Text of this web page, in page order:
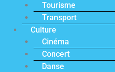
Tourisme
Transport
Culture
Cinéma
Concert
Danse